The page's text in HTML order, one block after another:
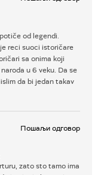
od legendi.
reci suoci istoričare
sa onima koji
u 6 veku. Da se
da bi jedan takav
Пошаљи одговор
zato sto tamo ima